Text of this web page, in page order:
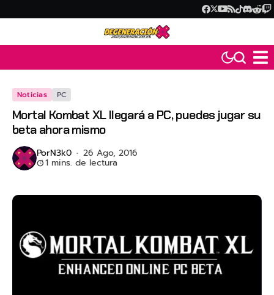
Noticias PC
Mortal Kombat XL llegará a PC, puedes jugar su
beta ahora mismo
PorN3k0 26 Ago, 2016
1 mins. de lectura